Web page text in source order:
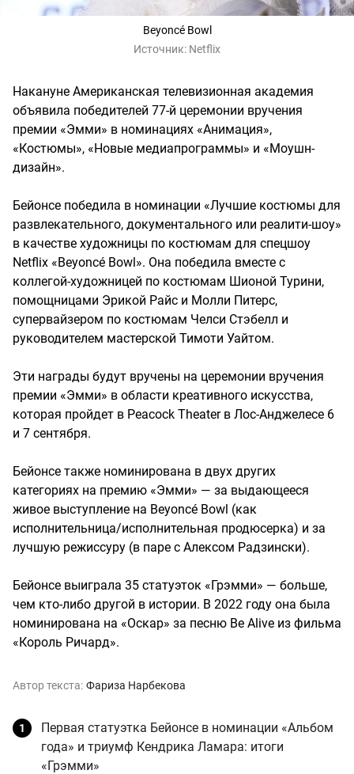
Beyoncé Bowl
Источник: Netflix
Накануне Американская телевизионная академия
объявила победителей 77-й церемонии вручения
премии «Эмми» в номинациях «Анимация»,
«Костюмы», «Новые медиапрограммы» и «Моушн-
дизайн».
Бейонсе победила в номинации «Лучшие костюмы для
развлекательного, документального или реалити-шоу»
в качестве художницы по костюмам для спецшоу
Netflix «Beyoncé Bowl». Она победила вместе с
коллегой-художницей по костюмам Шионой Турини,
помощницами Эрикой Райс и Молли Питерс,
супервайзером по костюмам Челси Стэбелл и
руководителем мастерской Тимоти Уайтом.
Эти награды будут вручены на церемонии вручения
премии «Эмми» в области креативного искусства,
которая пройдет в Peacock Theater в Лос-Анджелесе 6
и 7 сентября.
Бейонсе также номинирована в двух других
категориях на премию «Эмми» — за выдающееся
живое выступление на Beyoncé Bowl (как
исполнительница/исполнительная продюсерка) и за
лучшую режиссуру (в паре с Алексом Радзински).
Бейонсе выиграла 35 статуэток «Грэмми» — больше,
чем кто-либо другой в истории. В 2022 году она была
номинирована на «Оскар» за песню Be Alive из фильма
«Король Ричард».
Автор текста: Фариза Нарбекова
Первая статуэтка Бейонсе в номинации «Альбом
года» и триумф Кендрика Ламара: итоги
«Грэмми»